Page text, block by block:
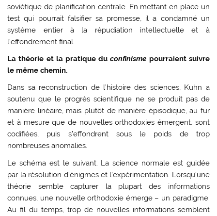
soviétique de planification centrale. En mettant en place un
test qui pourrait falsifier sa promesse, il a condamné un
système entier à la répudiation intellectuelle et à
l’effondrement final.
La théorie et la pratique duconfinisme pourraient suivre
le même chemin.
Dans sa reconstruction de l’histoire des sciences, Kuhn a
soutenu que le progrès scientifique ne se produit pas de
manière linéaire, mais plutôt de manière épisodique, au fur
et à mesure que de nouvelles orthodoxies émergent, sont
codifiées, puis s’effondrent sous le poids de trop
nombreuses anomalies.
Le schéma est le suivant. La science normale est guidée
par la résolution d’énigmes et l’expérimentation. Lorsqu’une
théorie semble capturer la plupart des informations
connues, une nouvelle orthodoxie émerge – un paradigme.
Au fil du temps, trop de nouvelles informations semblent